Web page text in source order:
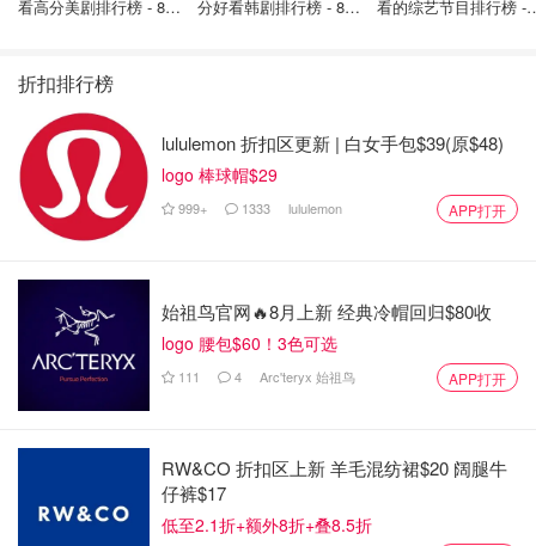
这些谎言中最主要的是他的证词，即他在多年来被Chen本
人录下威胁要殴打和强奸她的录音。
"所以一开始，在我打了你的肚子之后，你就不能呼吸
了，"Jalali在其中一段录音中说。"然后我打你的头，你就不
能思考了，然后我会像狗一样敲打（Rap）你。不是说敲打
Jalali作证说，他对Chen说的这些只是玩笑。法官并不相信
他。
Brown写道："像被告在其证据中所说的那样，他的言语是
为了开玩笑或让死者感觉更好，这根本不可信。"
Jalali否认在Chen死前与她发生过肛交，"这与压倒性的证
据不一致，这些证据证明被告在相关时间与死者进行了肛
交，从而接触了死者，"法官说。
看高分美剧排行榜 - 8月
分好看韩剧排行榜 - 8月
看的综艺节目排行榜 -
折扣排行榜
lululemon 折扣区更新 | 白女手包$39(原$48)
logo 棒球帽$29
999+ 1333 lululemon APP打开
始祖鸟官网🔥8月上新 经典冷帽回归$80收
logo 腰包$60！3色可选
111 4 Arc'teryx 始祖鸟 APP打开
RW&CO 折扣区上新 羊毛混纺裙$20 阔腿牛
仔裤$17
低至2.1折+额外8折+叠8.5折